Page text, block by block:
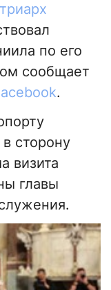
по его
сообщает
.
сторону
визита
главы